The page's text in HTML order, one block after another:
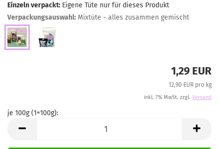
Einzeln verpackt: Eigene Tüte nur für dieses Produkt
Verpackungsauswahl: Mixtüte - alles zusammen gemischt
1,29 EUR
12,90 EUR pro kg
inkl. 7% MwSt. zzgl. Versand
je 100g (1=100g):
100g